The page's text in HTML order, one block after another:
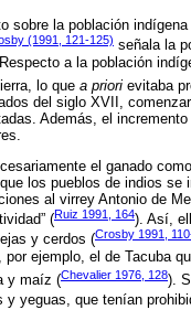
sobre la población
(1991, 121-125) señala la
a la población
lo que a priori evitaba
del siglo XVII,
Además, el
el ganado
los pueblos de indios se
al virrey Antonio de
(Ruiz 1991, 164). Así,
y cerdos (Crosby 1991,
ejemplo, el de Tacuba
y maíz (Chevalier 1976, 128).
yeguas, que tenían